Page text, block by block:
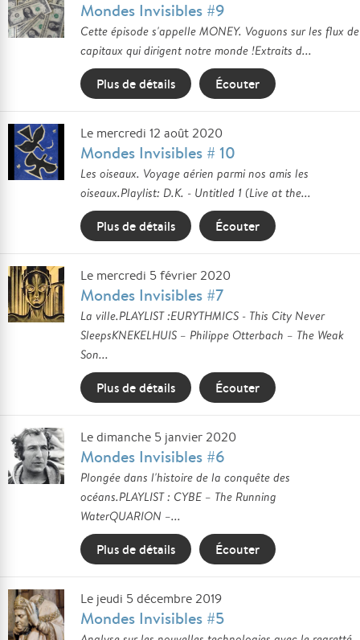
Mondes Invisibles #9
Cette épisode s'appelle MONEY. Voguons sur les flux de
capitaux qui dirigent notre monde !Extraits d...
Plus de détails Écouter
Le mercredi 12 août 2020
Mondes Invisibles # 10
Les oiseaux. Voyage aérien parmi nos amis les
oiseaux.Playlist: D.K. - Untitled 1 (Live at the...
Plus de détails Écouter
Le mercredi 5 février 2020
Mondes Invisibles #7
La ville.PLAYLIST :EURYTHMICS - This City Never
SleepsKNEKELHUIS – Philippe Otterbach – The Weak
Son...
Plus de détails Écouter
Le dimanche 5 janvier 2020
Mondes Invisibles #6
Plongée dans l'histoire de la conquête des
océans.PLAYLIST : CYBE – The Running
WaterQUARION –...
Plus de détails Écouter
Le jeudi 5 décembre 2019
Mondes Invisibles #5